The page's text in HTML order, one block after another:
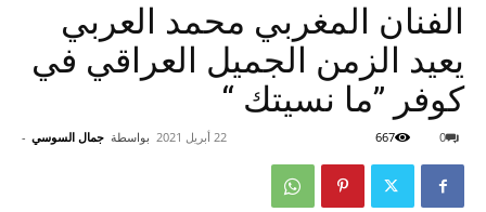
الفنان المغربي محمد العربي
يعيد الزمن الجميل العراقي في
كوفر ”ما نسيتك “
بواسطة جمال السوسي - 22 أبريل 2021 0
667